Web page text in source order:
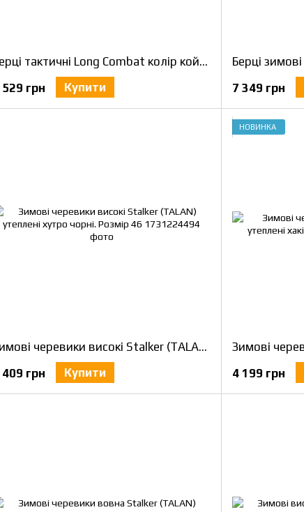
Берці тактичні Long Combat колір койот, 46
529 грн
Купити
7 349 грн
Зимові черевики високі Stalker (TALAN) утеплені хутро чорні. Розмір 46
409 грн
Купити
НОВИНКА
4 199 грн